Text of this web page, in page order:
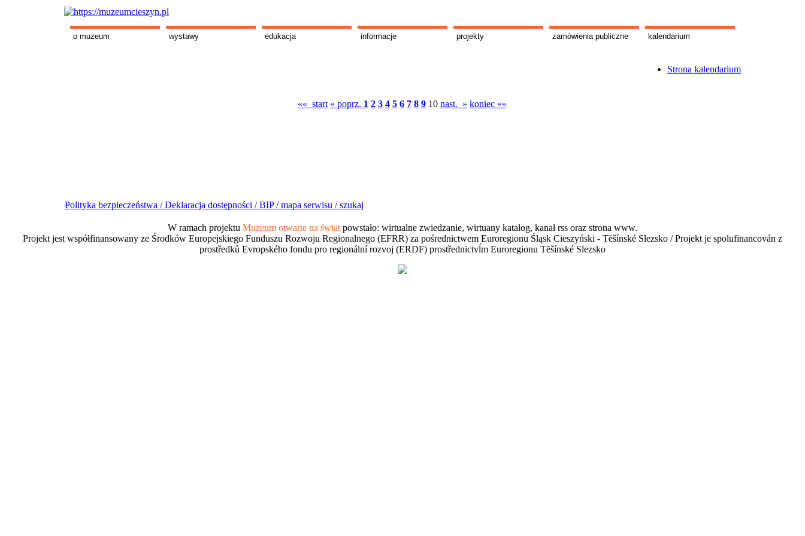
o muzeum wystawy edukacja informacje projekty zamówienia publiczne kalendarium
Strona kalendarium
«« start « poprz. 1 2 3 4 5 6 7 8 9 10 nast. » koniec »»
Polityka bezpieczeństwa /Deklaracja dostępności /BIP /mapa serwisu /szukaj
W ramach projektu Muzeum otwarte na świat powstało: wirtualne zwiedzanie, wirtuany katalog, kanał rss oraz strona www.
Projekt jest współfinansowany ze Środków Europejskiego Funduszu Rozwoju Regionalnego (EFRR) za pośrednictwem Euroregionu Śląsk Cieszyński - Tĕšínské Slezsko / Projekt je spolufinancován z
prostředků Evropského fondu pro regionální rozvoj (ERDF) prostřednictvĺm Euroregionu Tĕšínské Slezsko